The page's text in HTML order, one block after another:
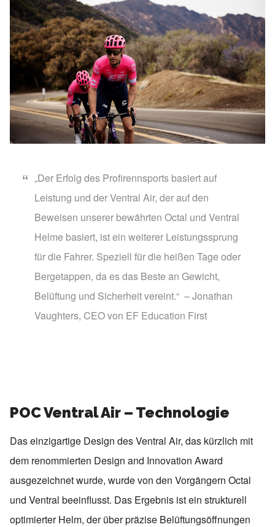
„Der Erfolg des Profirennsports basiert auf
Leistung und der Ventral Air, der auf den
Beweisen unserer bewährten Octal und Ventral
Helme basiert, ist ein weiterer Leistungssprung
für die Fahrer. Speziell für die heißen Tage oder
Bergetappen, da es das Beste an Gewicht,
Belüftung und Sicherheit vereint.“ – Jonathan
Vaughters, CEO von EF Education First
POC Ventral Air – Technologie
Das einzigartige Design des Ventral Air, das kürzlich mit
dem renommierten Design and Innovation Award
ausgezeichnet wurde, wurde von den Vorgängern Octal
und Ventral beeinflusst. Das Ergebnis ist ein strukturell
optimierter Helm, der über präzise Belüftungsöffnungen